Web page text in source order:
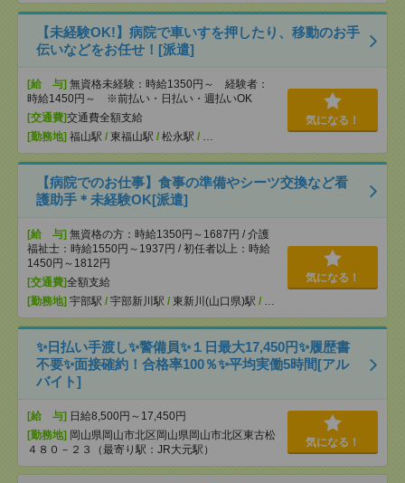
【未経験OK!】病院で車いすを押したり、移動のお手
伝いなどをお任せ！[派遣]
[給 与] 無資格未経験：時給1350円～ 経験者：
時給1450円～ ※前払い・日払い・週払いOK
[交通費]交通費全額支給
[勤務地] 福山駅 / 東福山駅 / 松永駅 / …
気になる！
【病院でのお仕事】食事の準備やシーツ交換など看
護助手＊未経験OK[派遣]
[給 与] 無資格の方：時給1350円～1687円 / 介護
福祉士：時給1550円～1937円 / 初任者以上：時給
1450円～1812円
[交通費]全額支給
[勤務地] 宇部駅 / 宇部新川駅 / 東新川(山口県)駅 / …
気になる！
✨日払い手渡し✨警備員✨１日最大17,450円✨履歴書
不要✨面接確約！合格率100％✨平均実働5時間[アル
バイト]
[給 与] 日給8,500円～17,450円
[勤務地] 岡山県岡山市北区岡山県岡山市北区東古松
４８０－２３（最寄り駅：JR大元駅）
気になる！